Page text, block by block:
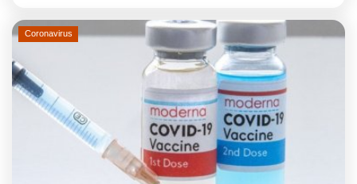
Coronavirus